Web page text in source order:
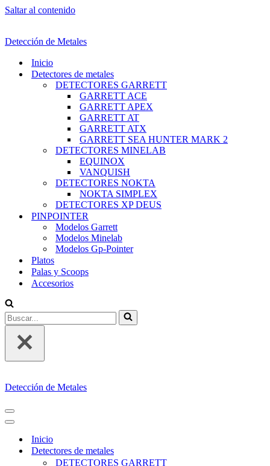
Saltar al contenido
Detección de Metales
Inicio
Detectores de metales
DETECTORES GARRETT
GARRETT ACE
GARRETT APEX
GARRETT AT
GARRETT ATX
GARRETT SEA HUNTER MARK 2
DETECTORES MINELAB
EQUINOX
VANQUISH
DETECTORES NOKTA
NOKTA SIMPLEX
DETECTORES XP DEUS
PINPOINTER
Modelos Garrett
Modelos Minelab
Modelos Gp-Pointer
Platos
Palas y Scoops
Accesorios
Buscar...
Detección de Metales
MENÚ
DE
NAVEGACIÓN
MENÚ
DE
NAVEGACIÓN
Inicio
Detectores de metales
DETECTORES GARRETT